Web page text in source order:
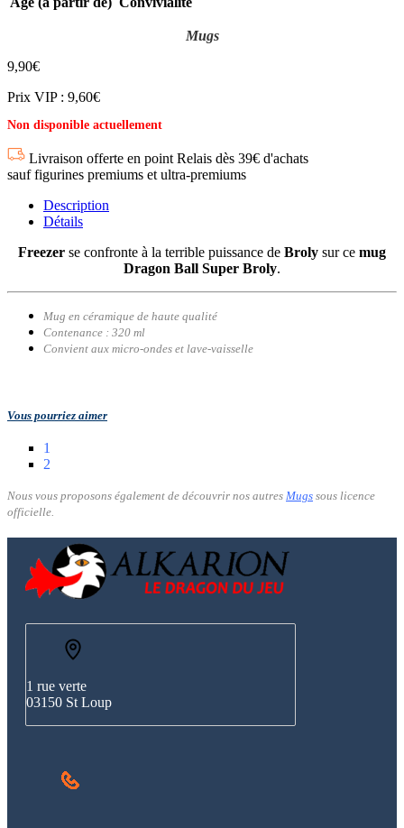
Mugs
9,90€
Prix VIP : 9,60€
Non disponible actuellement
Livraison offerte en point Relais dès 39€ d'achats
sauf figurines premiums et ultra-premiums
Description
Détails
Freezer se confronte à la terrible puissance de Broly sur ce mug
Dragon Ball Super Broly.
Mug en céramique de haute qualité
Contenance : 320 ml
Convient aux micro-ondes et lave-vaisselle
Vous pourriez aimer
1
2
Nous vous proposons également de découvrir nos autres Mugs sous licence
officielle.
1 rue verte
03150 St Loup